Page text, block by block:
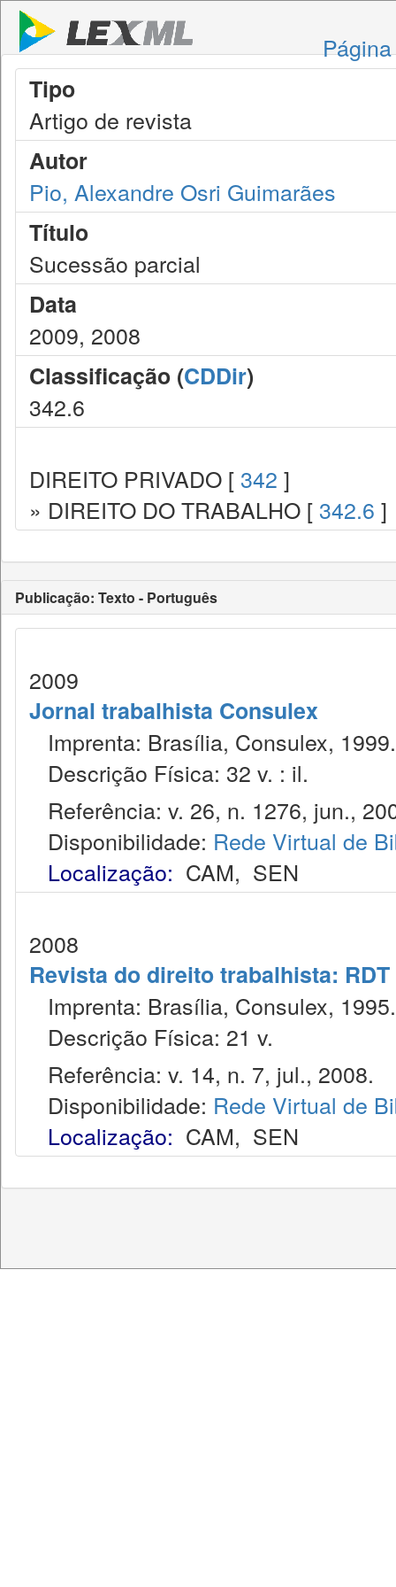
Tipo
Artigo de revista
Autor
Pio, Alexandre Osri Guimarães
Título
Sucessão parcial
Data
2009, 2008
Classificação (CDDir)
342.6
DIREITO PRIVADO [ 342 ]
» DIREITO DO TRABALHO [ 342.6 ]
Publicação: Texto - Português
2009
Jornal trabalhista Consulex
Imprenta: Brasília, Consulex, 1999.
Descrição Física: 32 v. : il.
Referência: v. 26, n. 1276, jun.,
Disponibilidade: Rede Virtual de
Localização: CAM, SEN
2008
Revista do direito trabalhista: RDT
Imprenta: Brasília, Consulex, 1995.
Descrição Física: 21 v.
Referência: v. 14, n. 7, jul., 2008.
Disponibilidade: Rede Virtual de
Localização: CAM, SEN